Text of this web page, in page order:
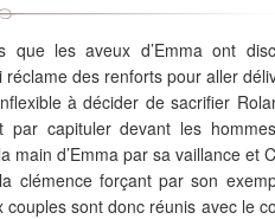
que les aveux d’Emma ont
des renforts pour aller
à décider de sacrifier
capituler devant les hommes
main d’Emma par sa vaillance et
clémence forçant par son
sont donc réunis avec le